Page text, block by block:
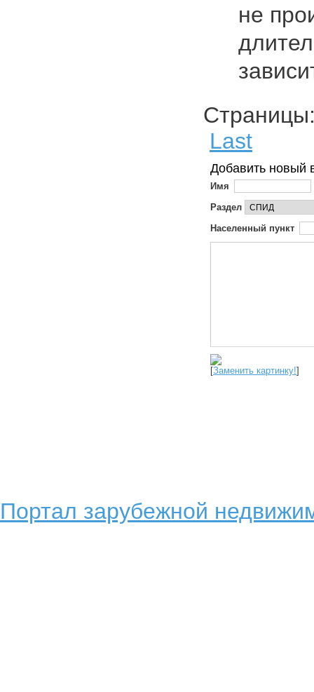
не
Last
Добавить новый
Имя
Раздел
Населенный пункт
[Заменить картинку!]
Портал зарубежной